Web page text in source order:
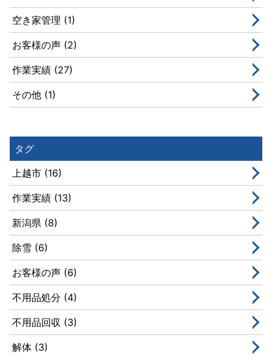
空き家管理 (1)
お客様の声 (2)
作業実績 (27)
その他 (1)
タグ
上越市 (16)
作業実績 (13)
新潟県 (8)
除雪 (6)
お客様の声 (6)
不用品処分 (4)
不用品回収 (3)
解体 (3)